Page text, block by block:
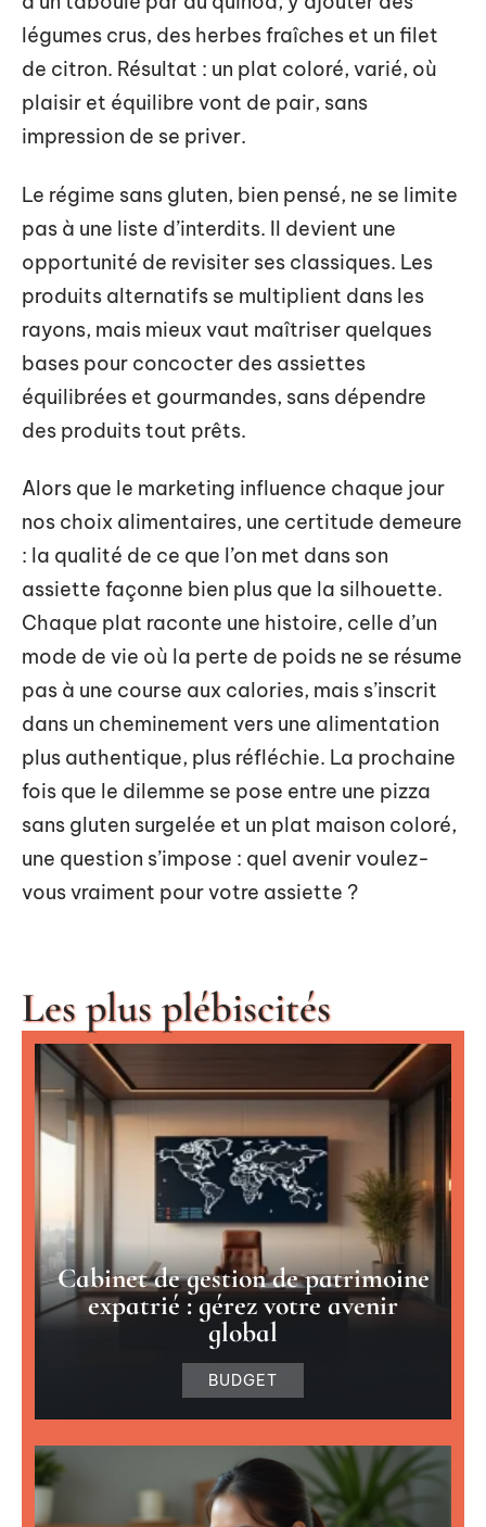
légumes crus, des herbes fraîches et un filet
de citron. Résultat : un plat coloré, varié, où
plaisir et équilibre vont de pair, sans
impression de se priver.
Le régime sans gluten, bien pensé, ne se limite
pas à une liste d’interdits. Il devient une
opportunité de revisiter ses classiques. Les
produits alternatifs se multiplient dans les
rayons, mais mieux vaut maîtriser quelques
bases pour concocter des assiettes
équilibrées et gourmandes, sans dépendre
des produits tout prêts.
Alors que le marketing influence chaque jour
nos choix alimentaires, une certitude demeure
: la qualité de ce que l’on met dans son
assiette façonne bien plus que la silhouette.
Chaque plat raconte une histoire, celle d’un
mode de vie où la perte de poids ne se résume
pas à une course aux calories, mais s’inscrit
dans un cheminement vers une alimentation
plus authentique, plus réfléchie. La prochaine
fois que le dilemme se pose entre une pizza
sans gluten surgelée et un plat maison coloré,
une question s’impose : quel avenir voulez-
vous vraiment pour votre assiette ?
Les plus plébiscités
Cabinet de gestion de patrimoine
expatrié : gérez votre avenir
global
BUDGET